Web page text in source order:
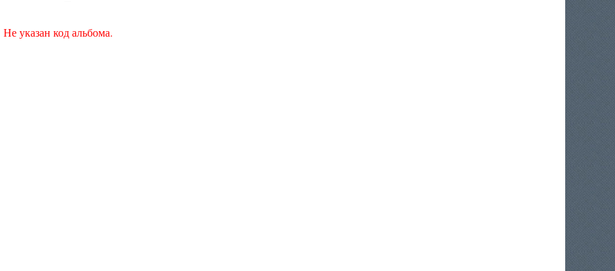
Не указан код альбома.